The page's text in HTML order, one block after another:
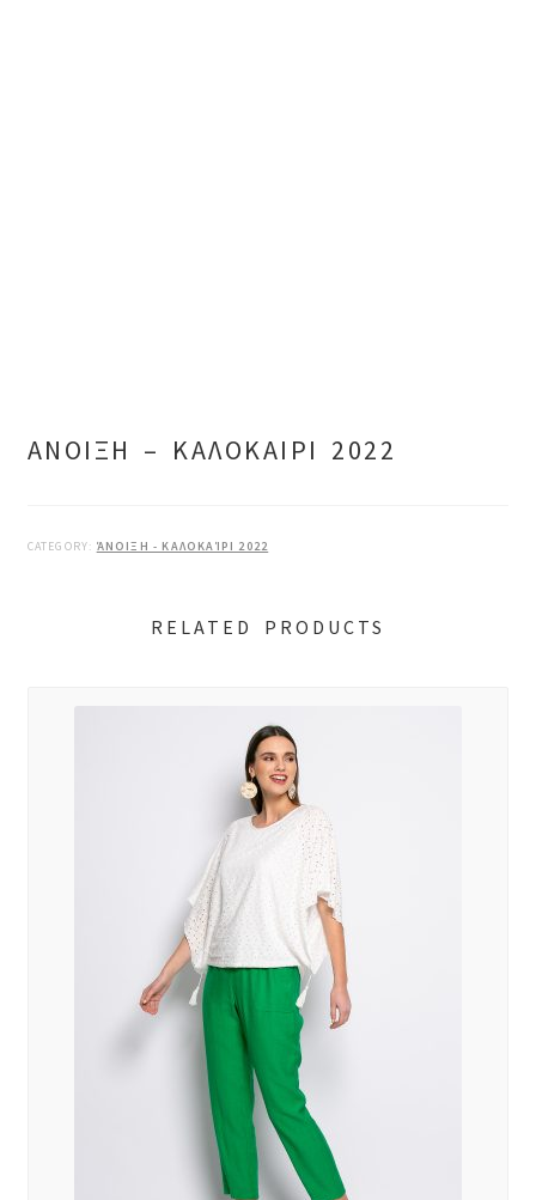
ΑΝΟΙΞΗ – ΚΑΛΟΚΑΙΡΙ 2022
CATEGORY: ΆΝΟΙΞΗ - ΚΑΛΟΚΑΊΡΙ 2022
RELATED PRODUCTS